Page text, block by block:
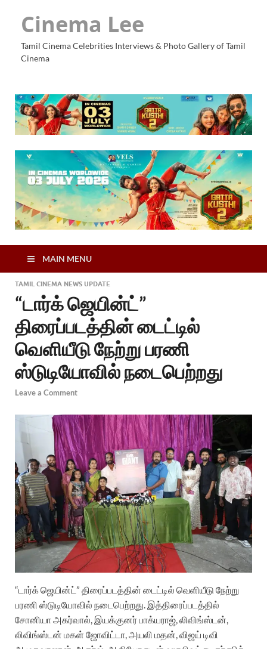
Cinema Lee
Tamil Cinema Celebrities Interviews & Photo Gallery of Tamil
Cinema
MAIN MENU
TAMIL CINEMA NEWS UPDATE
“டார்க் ஜெயின்ட்”
திரைப்படத்தின் டைட்டில்
வெளியீடு நேற்று பரணி
ஸ்டுடியோவில் நடைபெற்றது
Leave a Comment
“டார்க் ஜெயின்ட்” திரைப்படத்தின் டைட்டில் வெளியீடு நேற்று
பரணி ஸ்டுடியோவில் நடைபெற்றது. இத்திரைப்படத்தில்
சோனியா அகர்வால், இயக்குனர் பாக்யராஜ், லிவிங்ஸ்டன்,
லிவிங்ஸ்டன் மகள் ஜோவிட்டா, அயலி மதன், விஜய் டிவி